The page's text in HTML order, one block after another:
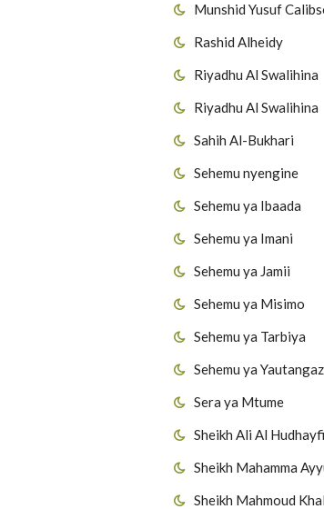
Munshid Yusuf
Rashid Alheidy
Riyadhu Al Swalihina
Riyadhu Al Swalihina
Sahih Al-Bukhari
Sehemu nyengine
Sehemu ya Ibaada
Sehemu ya Imani
Sehemu ya Jamii
Sehemu ya Misimo
Sehemu ya Tarbiya
Sehemu ya
Sera ya Mtume
Sheikh Ali Al Hudhayfi
Sheikh Mahamma
Sheikh Mahmoud